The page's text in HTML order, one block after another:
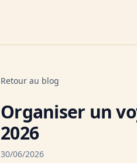
Retour au blog
Organiser un
2026
30/06/2026